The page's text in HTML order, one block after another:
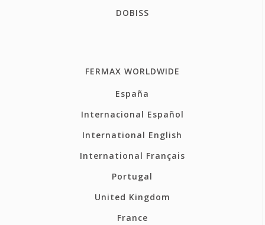
DOBISS
FERMAX WORLDWIDE
España
Internacional Español
International English
International Français
Portugal
United Kingdom
France